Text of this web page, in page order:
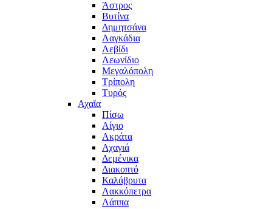
Άστρος
Βυτίνα
Δημητσάνα
Λαγκάδια
Λεβίδι
Λεωνίδιο
Μεγαλόπολη
Τρίπολη
Τυρός
Αχαΐα
Πίσω
Αίγιο
Ακράτα
Αχαγιά
Δεμένικα
Διακοπτό
Καλάβρυτα
Λακκόπετρα
Λάππα